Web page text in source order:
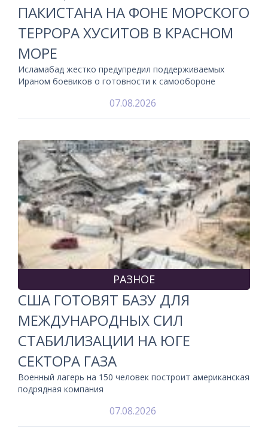
ПАКИСТАНА НА ФОНЕ МОРСКОГО
ТЕРРОРА ХУСИТОВ В КРАСНОМ
МОРЕ
Исламабад жестко предупредил поддерживаемых
Ираном боевиков о готовности к самообороне
07.08.2026
РАЗНОЕ
США ГОТОВЯТ БАЗУ ДЛЯ
МЕЖДУНАРОДНЫХ СИЛ
СТАБИЛИЗАЦИИ НА ЮГЕ
СЕКТОРА ГАЗА
Военный лагерь на 150 человек построит американская
подрядная компания
07.08.2026